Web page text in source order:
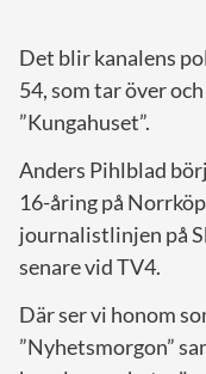
Det blir kanalens
54, som tar över
”Kungahuset”.
Anders Pihlblad
16-åring på
journalistlinjen på
senare vid TV4.
Där ser vi honom
”Nyhetsmorgon”